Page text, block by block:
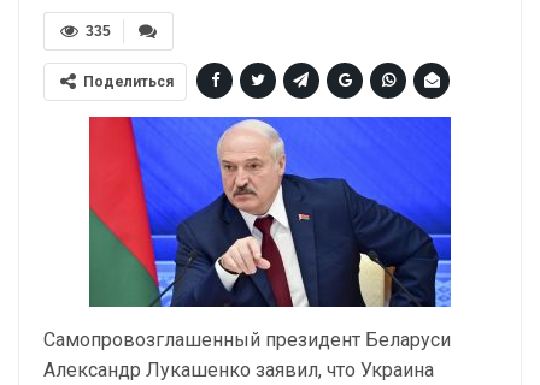
335
Поделиться
Самопровозглашенный президент Беларуси
Александр Лукашенко заявил, что Украина